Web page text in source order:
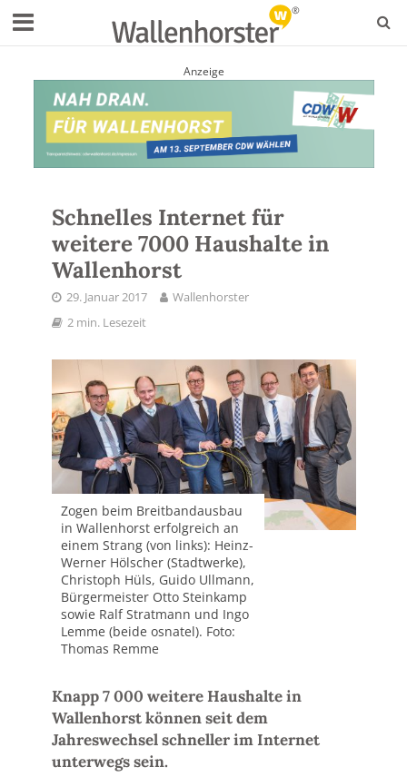
Anzeige
Schnelles Internet für
weitere 7000 Haushalte in
Wallenhorst
29. Januar 2017
Wallenhorster
2 min. Lesezeit
Zogen beim Breitbandausbau
in Wallenhorst erfolgreich an
einem Strang (von links): Heinz-
Werner Hölscher (Stadtwerke),
Christoph Hüls, Guido Ullmann,
Bürgermeister Otto Steinkamp
sowie Ralf Stratmann und Ingo
Lemme (beide osnatel). Foto:
Thomas Remme
Knapp 7 000 weitere Haushalte in
Wallenhorst können seit dem
Jahreswechsel schneller im Internet
unterwegs sein.